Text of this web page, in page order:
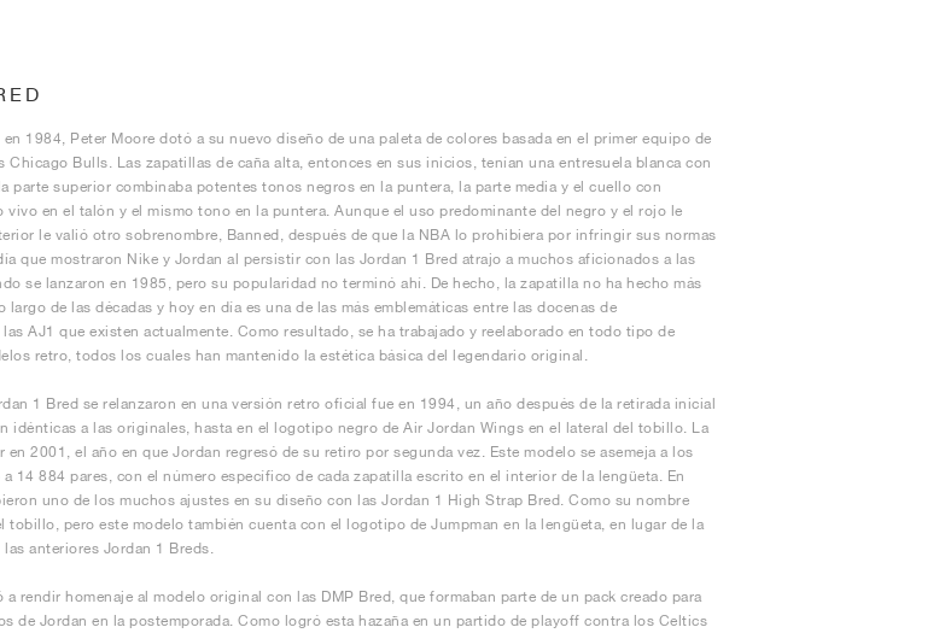
1984, Peter Moore dotó a su nuevo diseño de una paleta de colores basada en el primer equipo de
Chicago Bulls. Las zapatillas de caña alta, entonces en sus inicios, tenían una entresuela blanca con
parte superior combinaba potentes tonos negros en la puntera, la parte media y el cuello con
en el talón y el mismo tono en la puntera. Aunque el uso predominante del negro y el rojo le
le valió otro sobrenombre, Banned, después de que la NBA lo prohibiera por infringir sus normas
que mostraron Nike y Jordan al persistir con las Jordan 1 Bred atrajo a muchos aficionados a las
se lanzaron en 1985, pero su popularidad no terminó ahí. De hecho, la zapatilla no ha hecho más
largo de las décadas y hoy en día es una de las más emblemáticas entre las docenas de
AJ1 que existen actualmente. Como resultado, se ha trabajado y reelaborado en todo tipo de
retro, todos los cuales han mantenido la estética básica del legendario original.
1 Bred se relanzaron en una versión retro oficial fue en 1994, un año después de la retirada inicial
idénticas a las originales, hasta en el logotipo negro de Air Jordan Wings en el lateral del tobillo. La
2001, el año en que Jordan regresó de su retiro por segunda vez. Este modelo se asemeja a los
14 884 pares, con el número específico de cada zapatilla escrito en el interior de la lengüeta. En
uno de los muchos ajustes en su diseño con las Jordan 1 High Strap Bred. Como su nombre
tobillo, pero este modelo también cuenta con el logotipo de Jumpman en la lengüeta, en lugar de la
anteriores Jordan 1 Breds.
rendir homenaje al modelo original con las DMP Bred, que formaban parte de un pack creado para
de Jordan en la postemporada. Como logró esta hazaña en un partido de playoff contra los Celtics